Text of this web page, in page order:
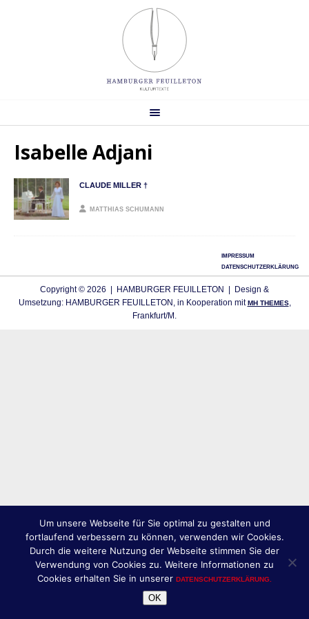
Isabelle Adjani
CLAUDE MILLER †
MATTHIAS SCHUMANN
IMPRESSUM
DATENSCHUTZERKLÄRUNG
Copyright © 2026 | HAMBURGER FEUILLETON | Design &
Umsetzung: HAMBURGER FEUILLETON, in Kooperation mitMH THEMES,
Frankfurt/M.
Um unsere Webseite für Sie optimal zu gestalten und
fortlaufend verbessern zu können, verwenden wir Cookies.
Durch die weitere Nutzung der Webseite stimmen Sie der
Verwendung von Cookies zu. Weitere Informationen zu
Cookies erhalten Sie in unserer DATENSCHUTZERKLÄRUNG.
OK